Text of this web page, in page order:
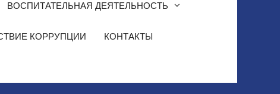
ВОСПИТАТЕЛЬНАЯ ДЕЯТЕЛЬНОСТЬ
КОРРУПЦИИ КОНТАКТЫ